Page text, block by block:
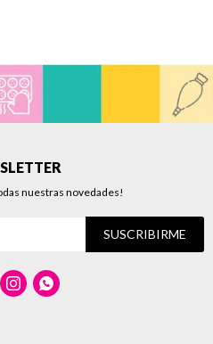
nuestras novedades!
SUSCRIBIRME
 